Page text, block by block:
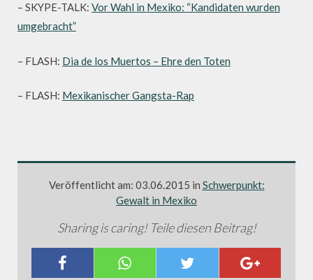
– SKYPE-TALK: Vor Wahl in Mexiko: “Kandidaten wurden
umgebracht”
– FLASH: Dia de los Muertos – Ehre den Toten
– FLASH: Mexikanischer Gangsta-Rap
Veröffentlicht am: 03.06.2015 in Schwerpunkt:
Gewalt in Mexiko
Sharing is caring! Teile diesen Beitrag!